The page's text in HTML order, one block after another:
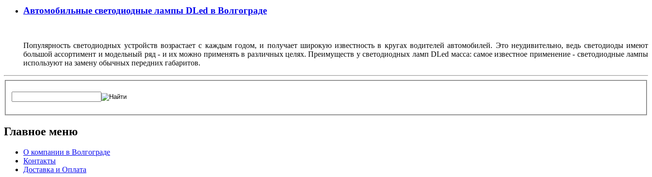
Автомобильные светодиодные лампы DLed в Волгограде
Популярность светодиодных устройств возрастает с каждым годом, и получает широкую известность в кругах водителей автомобилей. Это неудивительно, ведь светодиоды имеют
большой ассортимент и модельный ряд - и их можно применять в различных целях. Преимуществ у светодиодных ламп DLed масса: самое известное применение - светодиодные лампы
используют на замену обычных передних габаритов.
Главное меню
О компании в Волгограде
Контакты
Доставка и Оплата